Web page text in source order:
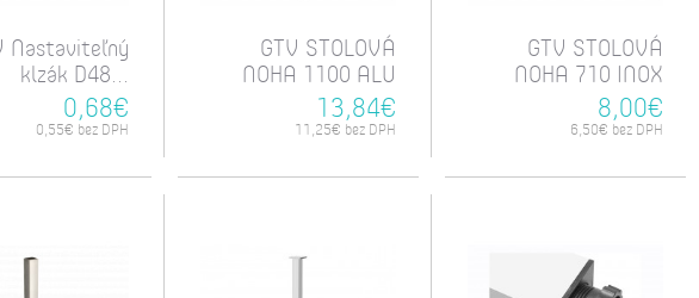
Nastaviteľný
klzák D48...
0,68€
0,55€ bez DPH
GTV STOLOVÁ
NOHA 1100 ALU
13,84€
11,25€ bez DPH
GTV STOLOVÁ
NOHA 710 INOX
8,00€
6,50€ bez DPH